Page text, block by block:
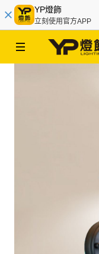
YP燈飾
立刻使用官方APP